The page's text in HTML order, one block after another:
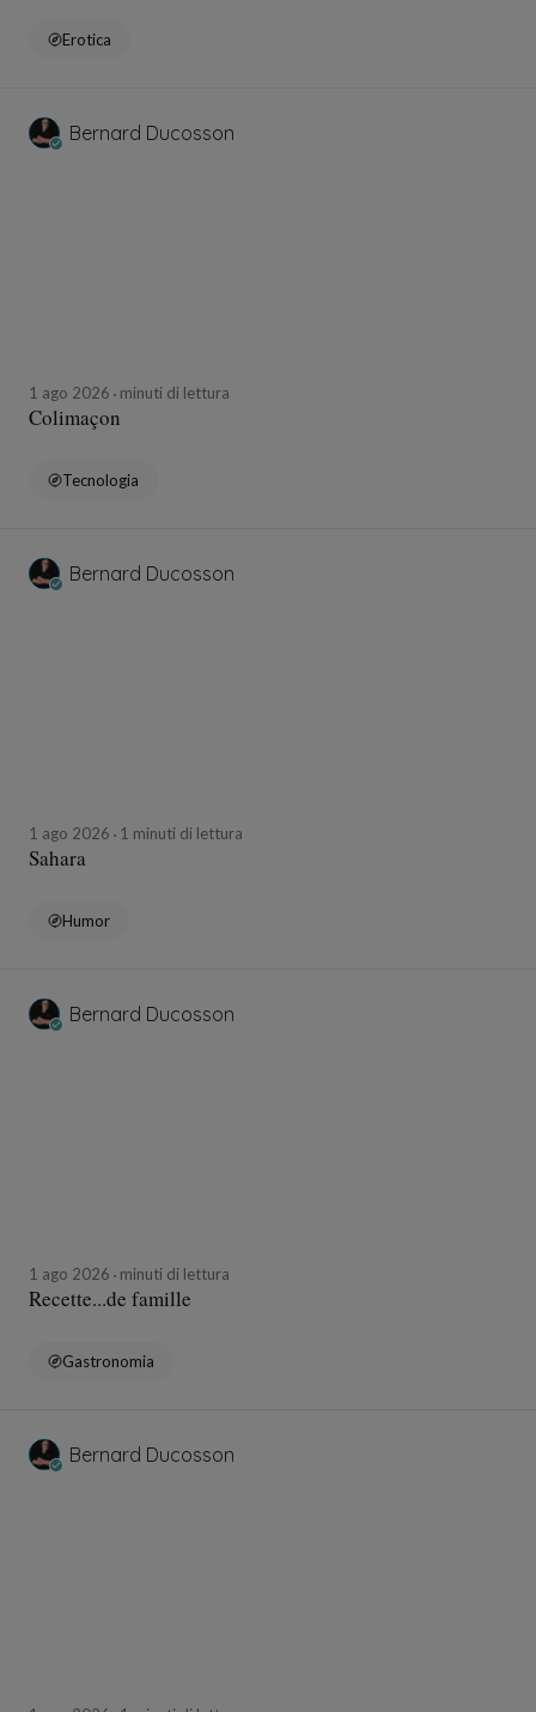
Erotica
Bernard Ducosson
1 ago 2026 minuti di lettura
Colimaçon
Tecnologia
Bernard Ducosson
1 ago 2026 1 minuti di lettura
Sahara
Humor
Bernard Ducosson
1 ago 2026 minuti di lettura
Recette...de famille
Gastronomia
Bernard Ducosson